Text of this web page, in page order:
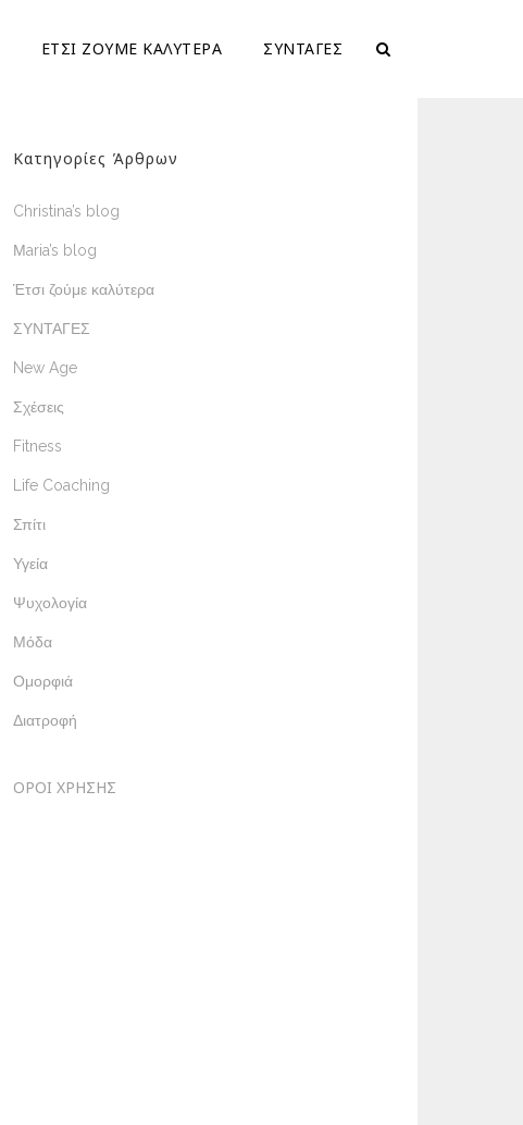
ΕΤΣΙ ΖΟΥΜΕ ΚΑΛΥΤΕΡΑ ΣΥΝΤΑΓΕΣ
Κατηγορίες Άρθρων
Christina’s blog
Μaria’s blog
Έτσι ζούμε καλύτερα
ΣΥΝΤΑΓΕΣ
New Age
Σχέσεις
Fitness
Life Coaching
Σπίτι
Υγεία
Ψυχολογία
Μόδα
Ομορφιά
Διατροφή
ΟΡΟΙ ΧΡΗΣΗΣ